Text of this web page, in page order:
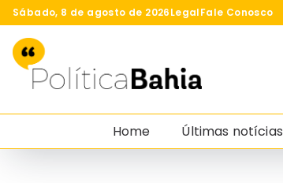
Sábado, 8 de agosto de 2026LegalFale Conosco
Home Últimas notícias